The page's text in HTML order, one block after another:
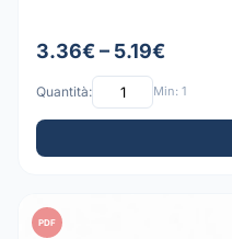
3.36€ – 5.19€
Quantità: Min: 1
PDF